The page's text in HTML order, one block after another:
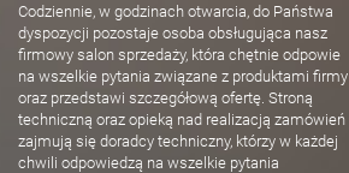
Codziennie, w godzinach otwarcia, do Państwa
dyspozycji pozostaje osoba obsługująca nasz
firmowy salon sprzedaży, która chętnie odpowie
na wszelkie pytania związane z produktami firmy
oraz przedstawi szczegółową ofertę. Stroną
techniczną oraz opieką nad realizacją zamówień
zajmują się doradcy techniczny, którzy w każdej
chwili odpowiedzą na wszelkie pytania